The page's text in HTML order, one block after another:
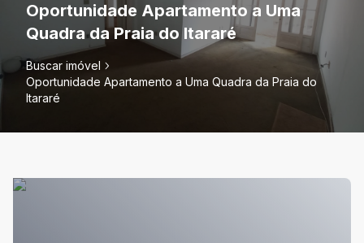
Oportunidade Apartamento a Uma
Quadra da Praia do Itararé
Buscar imóvel
Oportunidade Apartamento a Uma Quadra da Praia do
Itararé